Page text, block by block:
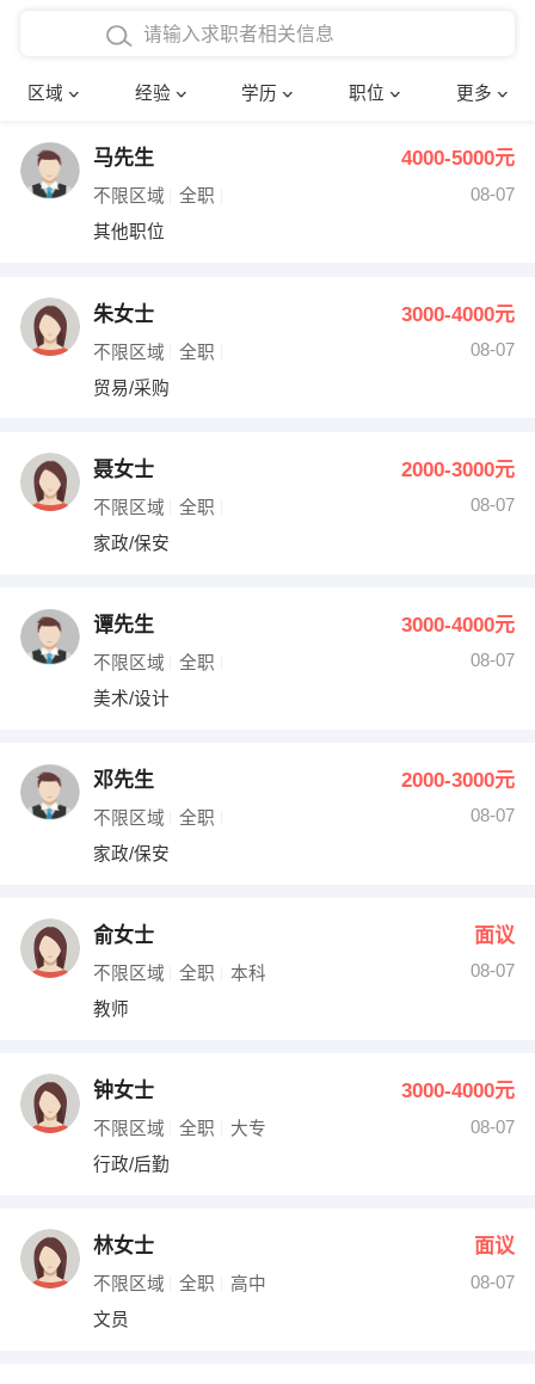
区域 经验 学历 职位 更多
在校学生工作经验
四年以上工作经验
五年以上工作经验
博士
文员 护士
财务会计
网络IT
收银员
水电/机修
编辑 法律
其他职位
确定
马先生 4000-5000元
不限区域 全职
08-07
其他职位
朱女士 3000-4000元
不限区域 全职
08-07
贸易/采购
聂女士 2000-3000元
不限区域 全职
08-07
家政/保安
谭先生 3000-4000元
不限区域 全职
08-07
美术/设计
邓先生 2000-3000元
不限区域 全职
08-07
家政/保安
俞女士 面议
不限区域 全职 本科
08-07
教师
钟女士 3000-4000元
不限区域 全职 大专
08-07
行政/后勤
林女士 面议
不限区域 全职 高中
08-07
文员